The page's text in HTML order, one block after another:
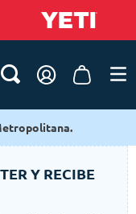
Y RECIBE